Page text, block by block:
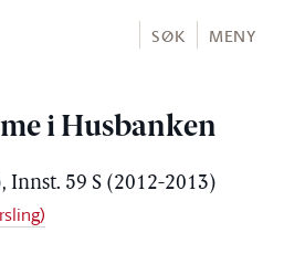
SØK MENY
i Husbanken
Innst. 59 S (2012-2013)